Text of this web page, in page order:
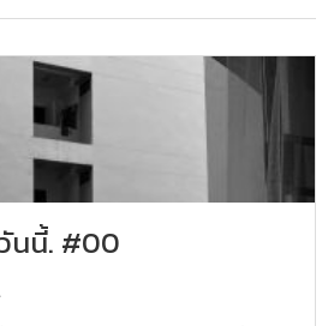
นนี้. #00